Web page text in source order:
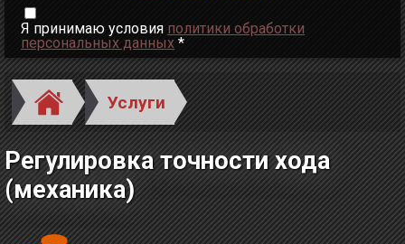
Я принимаю условия политики обработки
персональных данных *
Услуги
Регулировка точности хода
(механика)